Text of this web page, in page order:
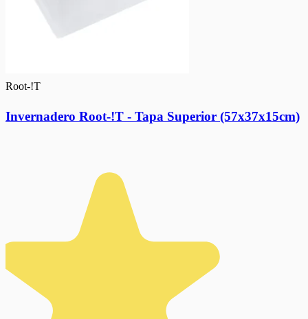
Root-!T
Invernadero Root-!T - Tapa Superior (57x37x15cm)